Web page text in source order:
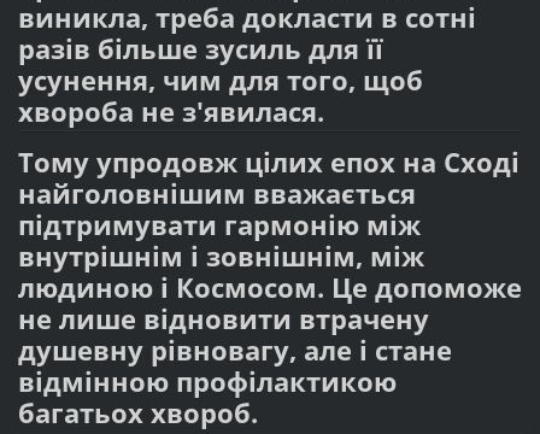
виникла, треба докласти в сотні
разів більше зусиль для її
усунення, чим для того, щоб
хвороба не з'явилася.
Тому упродовж цілих епох на Сході
найголовнішим вважається
підтримувати гармонію між
внутрішнім і зовнішнім, між
людиною і Космосом. Це допоможе
не лише відновити втрачену
душевну рівновагу, але і стане
відмінною профілактикою
багатьох хвороб.